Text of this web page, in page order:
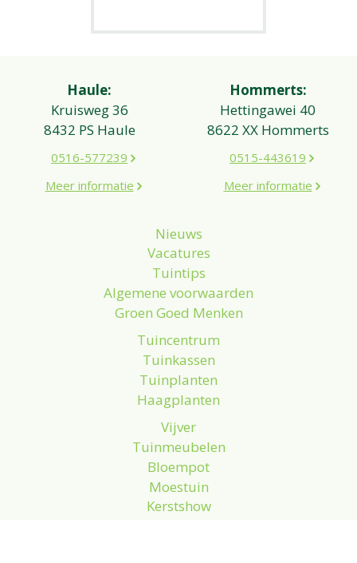
Haule:
Kruisweg 36
8432 PS Haule
0516-577239
Meer informatie
Hommerts:
Hettingawei 40
8622 XX Hommerts
0515-443619
Meer informatie
Nieuws
Vacatures
Tuintips
Algemene voorwaarden
Groen Goed Menken
Tuincentrum
Tuinkassen
Tuinplanten
Haagplanten
Vijver
Tuinmeubelen
Bloempot
Moestuin
Kerstshow